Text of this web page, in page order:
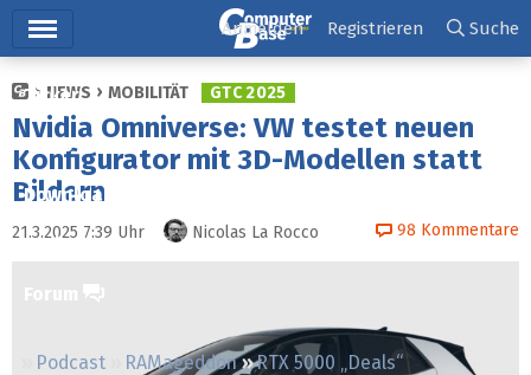
Ticker
Tests
Downloads
Preisvergleich
Podcast RAMageddon
RTX 5000 „Deals“
Anmelden Registrieren Suche
NEWS MOBILITÄT GTC 2025
Nvidia Omniverse: VW testet neuen
Konfigurator mit 3D-Modellen statt
Bildern
21.3.2025 7:39 Uhr Nicolas La Rocco 98 Kommentare